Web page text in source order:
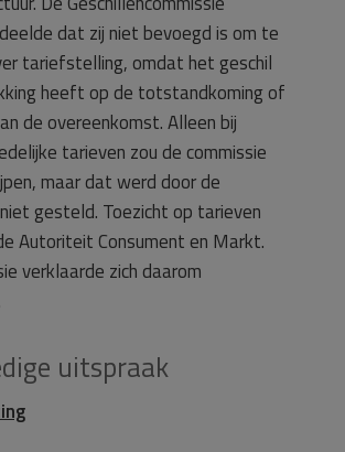
dat zij niet bevoegd is om te
tariefstelling, omdat het geschil
heeft op de totstandkoming of
de overeenkomst. Alleen bij
tarieven zou de commissie
maar dat werd door de
gesteld. Toezicht op tarieven
Autoriteit Consument en Markt.
verklaarde zich daarom
uitspraak